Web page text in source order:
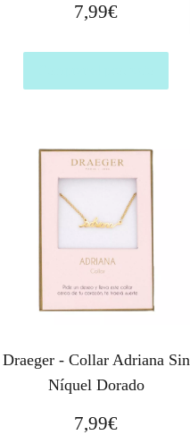
7,99€
Draeger - Collar Adriana Sin
Níquel Dorado
7,99€